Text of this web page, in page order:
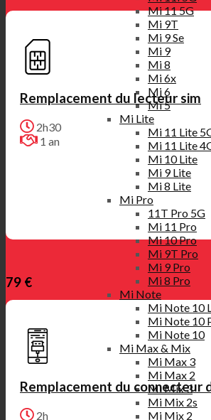
Mi 11 5G
Mi 9T
Mi 9 Se
Mi 9
Mi 8
Mi 6x
Mi 6
Mi 5
Mi Lite
Mi 11 Lite
Mi 11 Lite
Mi 10 Lite
Mi 9 Lite
Mi 8 Lite
Mi Pro
11T Pro 5G
Mi 11 Pro
Mi 10 Pro
Mi 9T Pro
Mi 9 Pro
Mi 8 Pro
Mi Note
Mi Note 10
Mi Note 10
Mi Note 10
Mi Max & Mix
Mi Max 3
Mi Max 2
Mi Mix 3
Mi Mix 2s
Mi Mix 2
Remplacement du lecteur sim
2h30
1 an
79 €
Remplacement du connecteur
2h